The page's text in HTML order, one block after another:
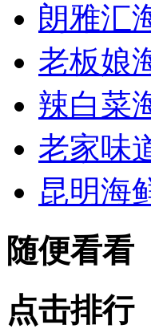
朗雅汇
老板娘
辣白菜
老家味
昆明海
随便看看
点击排行